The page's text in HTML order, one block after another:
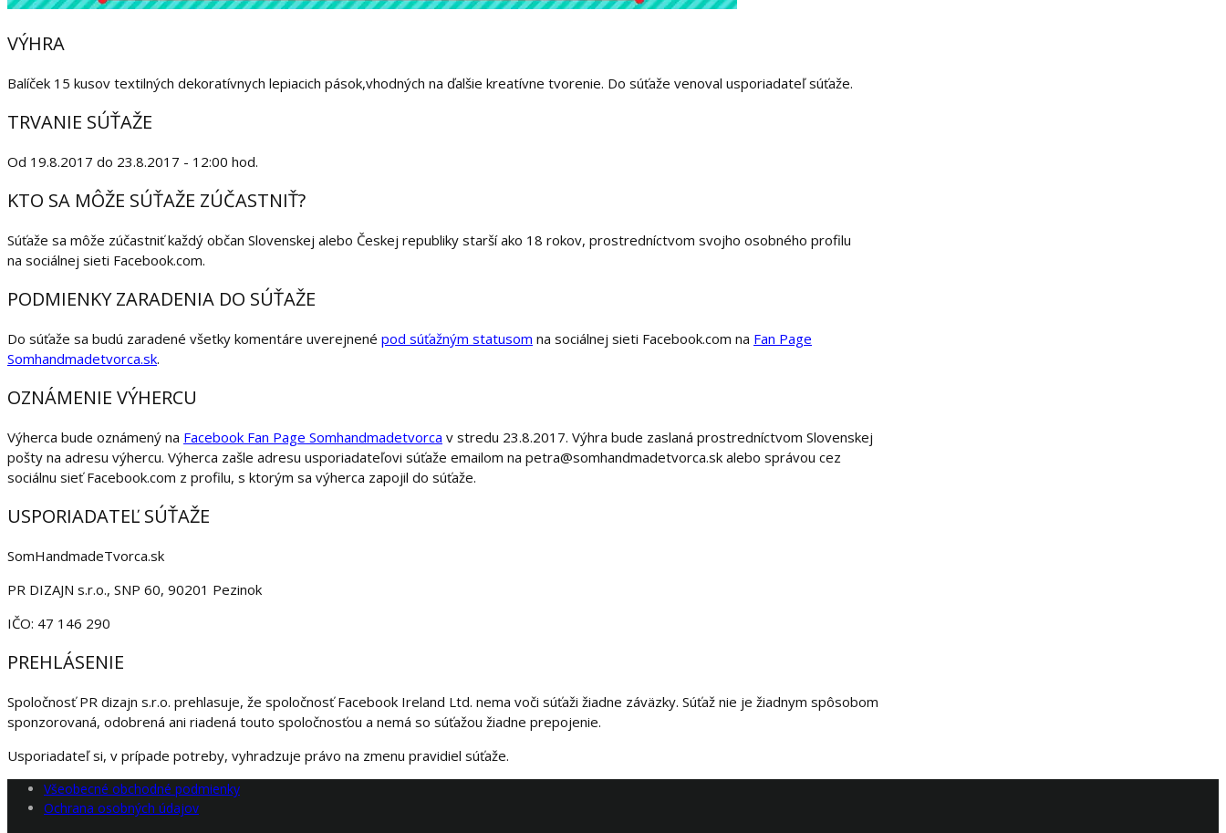
VÝHRA
Balíček 15 kusov textilných dekoratívnych lepiacich pások,vhodných na ďalšie kreatívne tvorenie. Do súťaže venoval usporiadateľ súťaže.
TRVANIE SÚŤAŽE
Od 19.8.2017 do 23.8.2017 - 12:00 hod.
KTO SA MÔŽE SÚŤAŽE ZÚČASTNIŤ?
Súťaže sa môže zúčastniť každý občan Slovenskej alebo Českej republiky starší ako 18 rokov, prostredníctvom svojho osobného profilu
na sociálnej sieti Facebook.com.
PODMIENKY ZARADENIA DO SÚŤAŽE
Do súťaže sa budú zaradené všetky komentáre uverejnené pod súťažným statusom na sociálnej sieti Facebook.com na Fan Page
Somhandmadetvorca.sk.
OZNÁMENIE VÝHERCU
Výherca bude oznámený na Facebook Fan Page Somhandmadetvorca v stredu 23.8.2017. Výhra bude zaslaná prostredníctvom Slovenskej
pošty na adresu výhercu. Výherca zašle adresu usporiadateľovi súťaže emailom na petra@somhandmadetvorca.sk alebo správou cez
sociálnu sieť Facebook.com z profilu, s ktorým sa výherca zapojil do súťaže.
USPORIADATEĽ SÚŤAŽE
SomHandmadeTvorca.sk
PR DIZAJN s.r.o., SNP 60, 90201 Pezinok
IČO: 47 146 290
PREHLÁSENIE
Spoločnosť PR dizajn s.r.o. prehlasuje, že spoločnosť Facebook Ireland Ltd. nema voči súťaži žiadne záväzky. Súťaž nie je žiadnym spôsobom
sponzorovaná, odobrená ani riadená touto spoločnosťou a nemá so súťažou žiadne prepojenie.
Usporiadateľ si, v prípade potreby, vyhradzuje právo na zmenu pravidiel súťaže.
Všeobecné obchodné podmienky
Ochrana osobných údajov